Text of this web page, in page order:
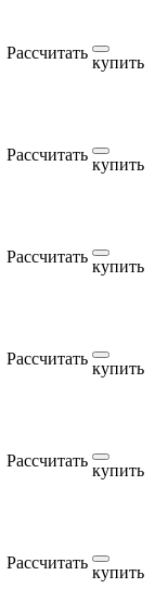
Рассчитать
купить
Рассчитать
купить
Рассчитать
купить
Рассчитать
купить
Рассчитать
купить
Рассчитать
купить